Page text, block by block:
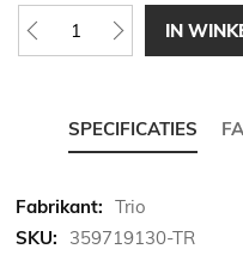
IN
SPECIFICATIES
Meer
informatie
Trio
359719130-TR